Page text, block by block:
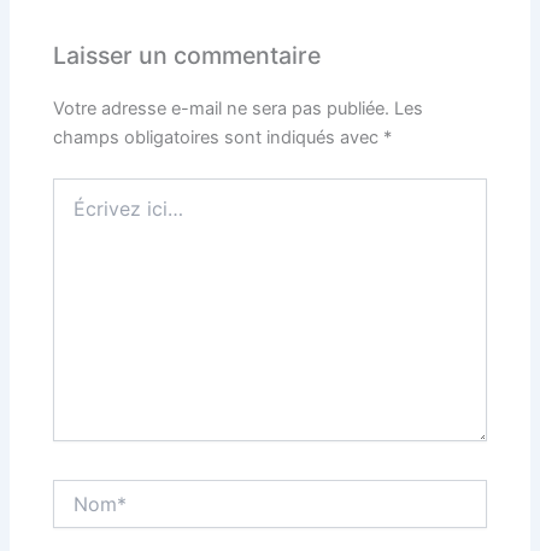
Laisser un commentaire
Votre adresse e-mail ne sera pas publiée. Les
champs obligatoires sont indiqués avec *
ici…